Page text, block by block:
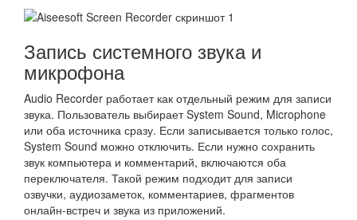
Запись системного звука и
микрофона
Audio Recorder работает как отдельный режим для записи
звука. Пользователь выбирает System Sound, Microphone
или оба источника сразу. Если записывается только голос,
System Sound можно отключить. Если нужно сохранить
звук компьютера и комментарий, включаются оба
переключателя. Такой режим подходит для записи
озвучки, аудиозаметок, комментариев, фрагментов
онлайн-встреч и звука из приложений.